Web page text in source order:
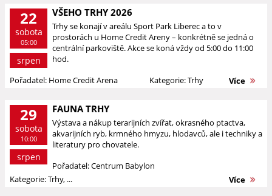
22
sobota
05:00
srpen
VŠEHO TRHY 2026
Trhy se konají v areálu Sport Park Liberec a to v
prostorách u Home Credit Areny – konkrétně se jedná o
centrální parkoviště. Akce se koná vždy od 5:00 do 11:00
hod.
Pořadatel: Home Credit Arena
Kategorie: Trhy Více
29
sobota
10:00
srpen
FAUNA TRHY
Výstava a nákup terarijních zvířat, okrasného ptactva,
akvarijních ryb, krmného hmyzu, hlodavců, ale i techniky a
literatury pro chovatele.
Pořadatel: Centrum Babylon
Kategorie: Trhy, ...
Více